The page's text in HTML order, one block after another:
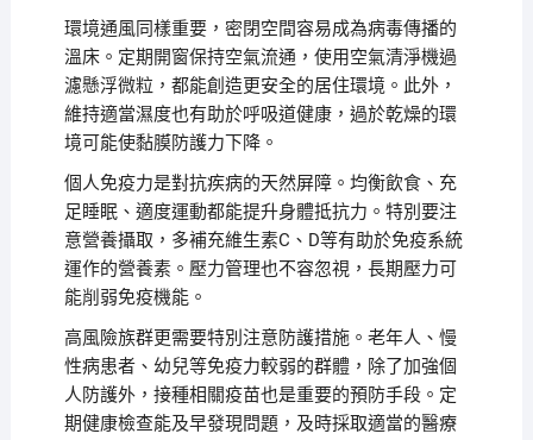
環境通風同樣重要，密閉空間容易成為病毒傳播的
溫床。定期開窗保持空氣流通，使用空氣清淨機過
濾懸浮微粒，都能創造更安全的居住環境。此外，
維持適當濕度也有助於呼吸道健康，過於乾燥的環
境可能使黏膜防護力下降。
個人免疫力是對抗疾病的天然屏障。均衡飲食、充
足睡眠、適度運動都能提升身體抵抗力。特別要注
意營養攝取，多補充維生素C、D等有助於免疫系統
運作的營養素。壓力管理也不容忽視，長期壓力可
能削弱免疫機能。
高風險族群更需要特別注意防護措施。老年人、慢
性病患者、幼兒等免疫力較弱的群體，除了加強個
人防護外，接種相關疫苗也是重要的預防手段。定
期健康檢查能及早發現問題，及時採取適當的醫療